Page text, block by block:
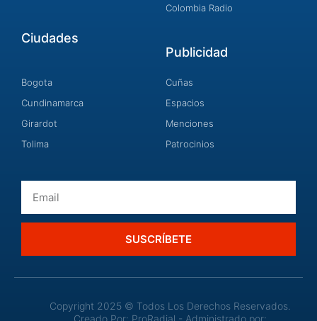
Colombia Radio
Ciudades
Bogota
Cundinamarca
Girardot
Tolima
Publicidad
Cuñas
Espacios
Menciones
Patrocinios
SUSCRÍBETE
Copyright 2025 © Todos Los Derechos Reservados.
Creado Por: ProRadial - Administrado por: